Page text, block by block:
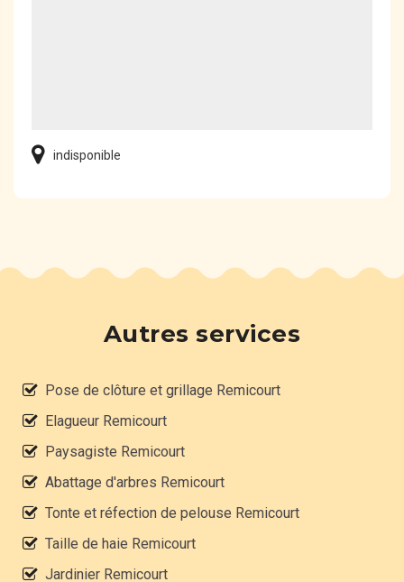
indisponible
Autres services
Pose de clôture et grillage Remicourt
Elagueur Remicourt
Paysagiste Remicourt
Abattage d'arbres Remicourt
Tonte et réfection de pelouse Remicourt
Taille de haie Remicourt
Jardinier Remicourt